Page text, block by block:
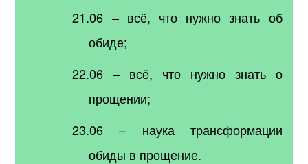
21.06 – всё, что нужно знать об
обиде;
22.06 – всё, что нужно знать о
прощении;
23.06 – наука трансформации
обиды в прощение.